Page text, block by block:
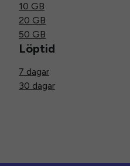
10 GB
20 GB
50 GB
Löptid
7 dagar
30 dagar